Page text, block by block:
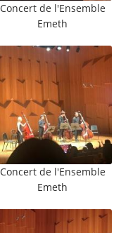
Concert de l'Ensemble
Emeth
Concert de l'Ensemble
Emeth